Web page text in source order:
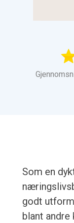
Som en
godt
blant andre